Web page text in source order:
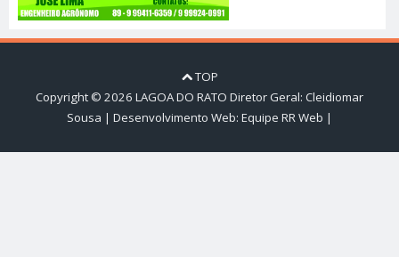
TOP
Copyright © 2026 LAGOA DO RATO Diretor Geral: Cleidiomar
Sousa | Desenvolvimento Web: Equipe RR Web |